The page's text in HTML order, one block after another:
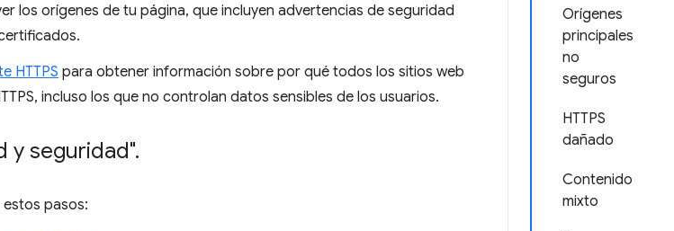
Orígenes
principales
no
seguros
HTTPS
dañado
Contenido
mixto
los orígenes de tu página, que incluyen advertencias de seguridad
HTTPS para obtener información sobre por qué todos los sitios web
incluso los que no controlan datos sensibles de los usuarios.
y seguridad".
estos pasos: